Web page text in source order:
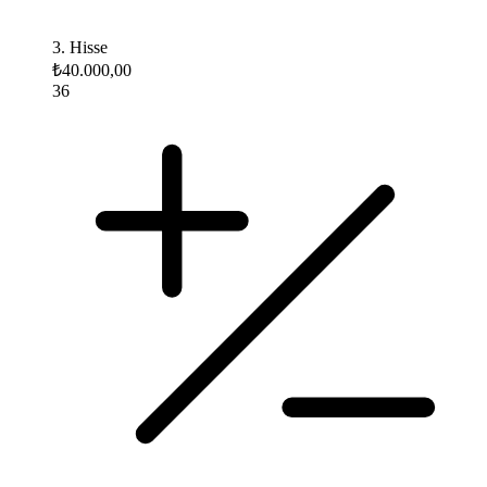
3. Hisse
₺40.000,00
36